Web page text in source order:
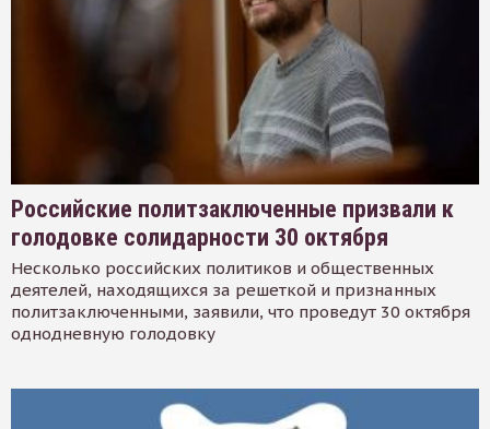
Российские политзаключенные призвали к
голодовке солидарности 30 октября
Несколько российских политиков и общественных
деятелей, находящихся за решеткой и признанных
политзаключенными, заявили, что проведут 30 октября
однодневную голодовку